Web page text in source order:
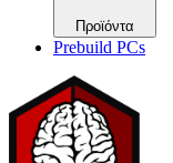
Προϊόντα
Prebuild PCs